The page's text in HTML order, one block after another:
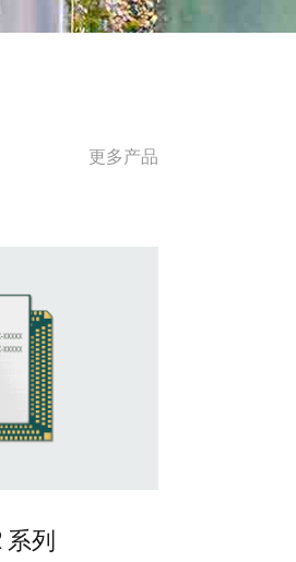
更多产品
系列